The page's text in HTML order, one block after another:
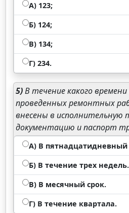
А) 123;
Б) 124;
В) 134;
Г) 234.
5)В течение какого времени
проведенных ремонтных
внесены в исполнительную
документацию и паспорт
А) В пятнадцатидневный
Б) В течение трех недель.
В) В месячный срок.
Г) В течение квартала.